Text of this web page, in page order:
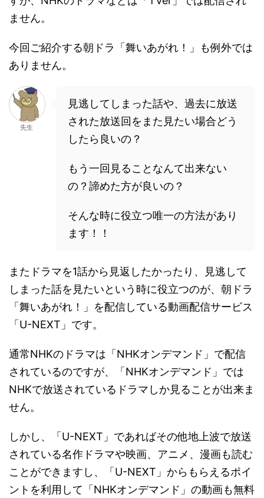
ません。
今回ご紹介する朝ドラ「舞いあがれ！」も例外では
ありません。
先生
見逃してしまった話や、過去に放送
された放送回をまた見たい場合どう
したら良いの？
もう一回見ることなんて出来ない
の？諦めた方が良いの？
そんな時に役立つ唯一の方法があり
ます！！
またドラマを1話から見返したかったり、見逃して
しまった話を見たいという時に役立つのが、朝ドラ
「舞いあがれ！」を配信している動画配信サービス
「U-NEXT」です。
通常NHKのドラマは「NHKオンデマンド」で配信
されているのですが、「NHKオンデマンド」では
NHKで放送されているドラマしか見ることが出来ま
せん。
しかし、「U-NEXT」であればその他地上波で放送
されている名作ドラマや映画、アニメ、漫画も読む
ことができますし、「U-NEXT」からもらえるポイ
ントを利用して「NHKオンデマンド」の動画も無料